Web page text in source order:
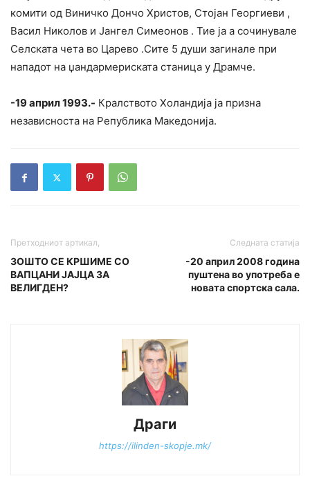
комити од Виничко Дончо Христов, Стојан Георгиеви ,
Васил Николов и Јангел Симеонов . Тие ја а сочинувале
Селската чета во Царево .Сите 5 души загинале при
нападот на џандармериската станица у Драмче.
-19 април 1993.- Кралството Холандија ја призна
независноста на Република Македонија.
Претходниот артикал,
ЗОШТО СЕ КРШИМЕ СО
ВАПЦАНИ ЈАЈЦА ЗА
ВЕЛИГДЕН?
Следната статија
-20 април 2008 година
пуштена во употреба е
новата спортска сала.
Драги
https://ilinden-skopje.mk/